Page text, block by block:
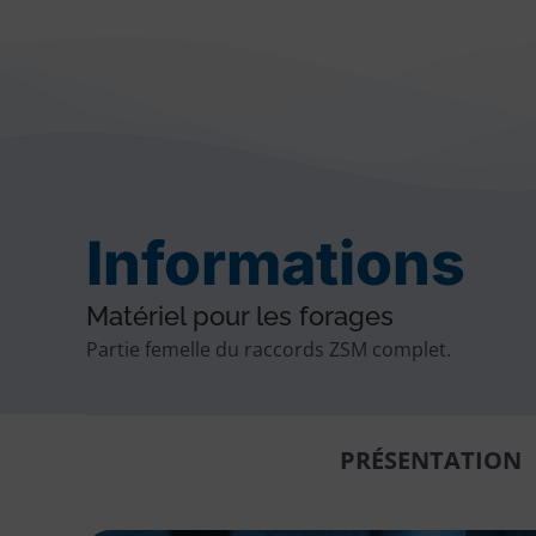
Informations
Matériel pour les forages
Partie femelle du raccords ZSM complet.
PRÉSENTATION